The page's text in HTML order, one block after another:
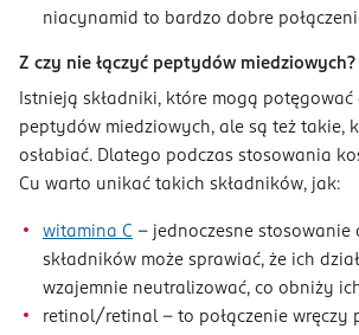
niacynamid to bardzo dobre
Z czy nie łączyć peptydów miedziowych?
Istnieją składniki, które mogą potęgować
peptydów miedziowych, ale są też takie,
osłabiać. Dlatego podczas stosowania
Cu warto unikać takich składników, jak:
witamina C – jednoczesne stosowanie
składników może sprawiać, że ich
wzajemnie neutralizować, co obniży
retinol/retinal – to połączenie wręczy